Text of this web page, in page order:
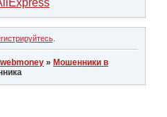
.
» Мошенники в